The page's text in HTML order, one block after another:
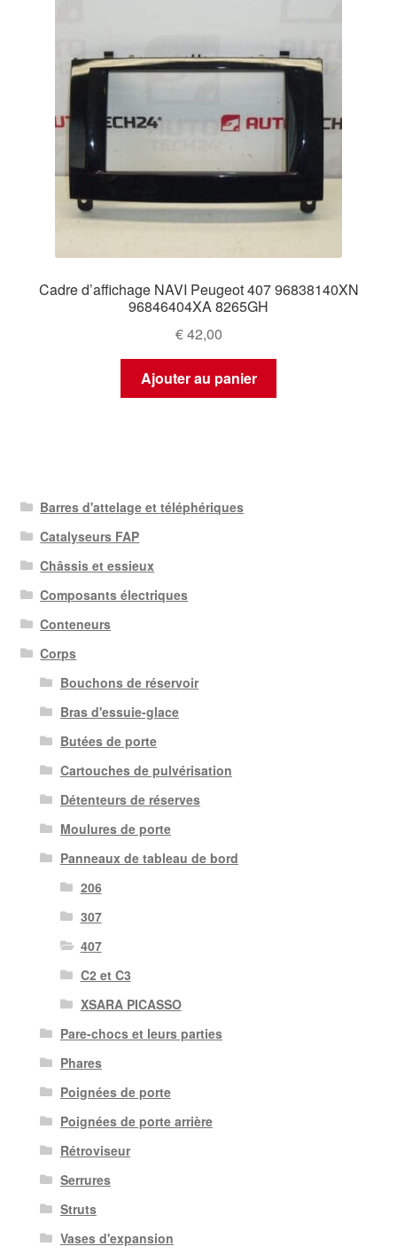
Cadre d’affichage NAVI Peugeot 407 96838140XN
96846404XA 8265GH
€42,00
Ajouter au panier
Barres d'attelage et téléphériques
Catalyseurs FAP
Châssis et essieux
Composants électriques
Conteneurs
Corps
Bouchons de réservoir
Bras d'essuie-glace
Butées de porte
Cartouches de pulvérisation
Détenteurs de réserves
Moulures de porte
Panneaux de tableau de bord
206
307
407
C2 et C3
XSARA PICASSO
Pare-chocs et leurs parties
Phares
Poignées de porte
Poignées de porte arrière
Rétroviseur
Serrures
Struts
Vases d'expansion